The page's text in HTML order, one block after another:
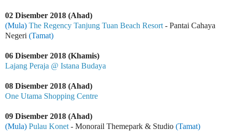
02 Disember 2018 (Ahad)
(Mula) The Regency Tanjung Tuan Beach Resort - Pantai Cahaya
Negeri (Tamat)
06 Disember 2018 (Khamis)
Lajang Peraja @ Istana Budaya
08 Disember 2018 (Ahad)
One Utama Shopping Centre
09 Disember 2018 (Ahad)
(Mula) Pulau Konet - Monorail Themepark & Studio (Tamat)